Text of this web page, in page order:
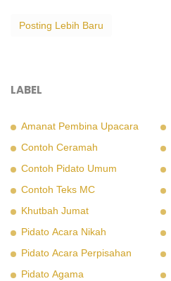
Posting Lebih Baru
LABEL
Amanat Pembina Upacara
Contoh Ceramah
Contoh Pidato Umum
Contoh Teks MC
Khutbah Jumat
Pidato Acara Nikah
Pidato Acara Perpisahan
Pidato Agama